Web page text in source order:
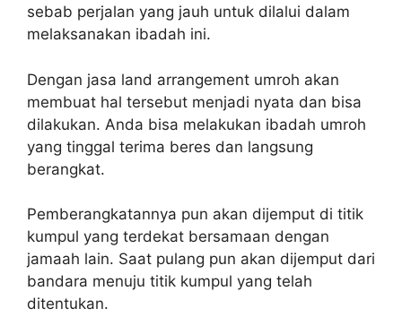
sebab perjalan yang jauh untuk dilalui dalam
melaksanakan ibadah ini.
Dengan jasa land arrangement umroh akan
membuat hal tersebut menjadi nyata dan bisa
dilakukan. Anda bisa melakukan ibadah umroh
yang tinggal terima beres dan langsung
berangkat.
Pemberangkatannya pun akan dijemput di titik
kumpul yang terdekat bersamaan dengan
jamaah lain. Saat pulang pun akan dijemput dari
bandara menuju titik kumpul yang telah
ditentukan.